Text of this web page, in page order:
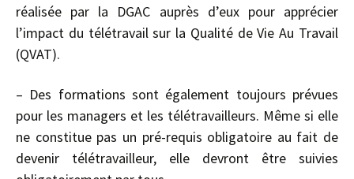
réalisée par la DGAC auprès d’eux pour apprécier
l’impact du télétravail sur la Qualité de Vie Au Travail
(QVAT).
– Des formations sont également toujours prévues
pour les managers et les télétravailleurs. Même si elle
ne constitue pas un pré-requis obligatoire au fait de
devenir télétravailleur, elle devront être suivies